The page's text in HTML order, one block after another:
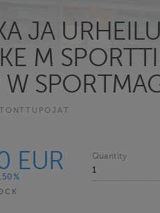
JA
M
W
TONTTUPOJAT
EUR Quantity